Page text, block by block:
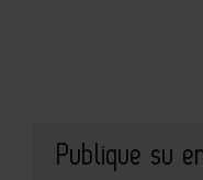
Publique su